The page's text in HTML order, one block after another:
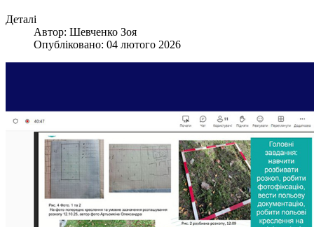
Деталі
Автор: Шевченко Зоя
Опубліковано: 04 лютого 2026